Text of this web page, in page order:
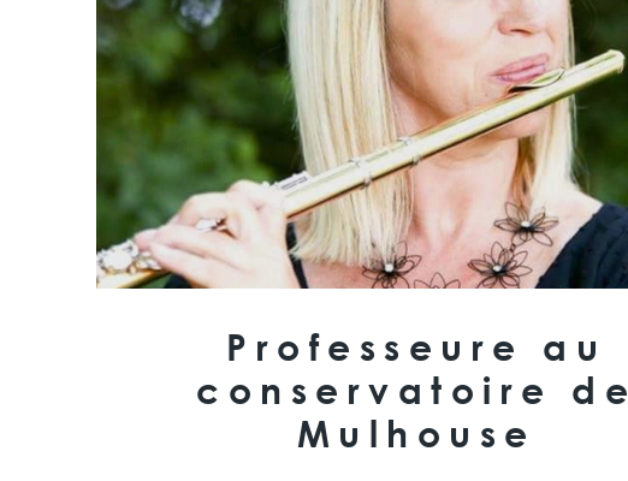
Professeure au
conservatoire de
Mulhouse